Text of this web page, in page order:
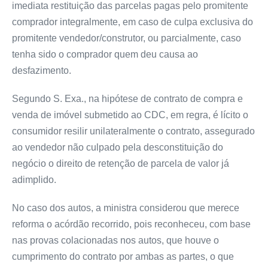
imediata restituição das parcelas pagas pelo promitente
comprador integralmente, em caso de culpa exclusiva do
promitente vendedor/construtor, ou parcialmente, caso
tenha sido o comprador quem deu causa ao
desfazimento.
Segundo S. Exa., na hipótese de contrato de compra e
venda de imóvel submetido ao CDC, em regra, é lícito o
consumidor resilir unilateralmente o contrato, assegurado
ao vendedor não culpado pela desconstituição do
negócio o direito de retenção de parcela de valor já
adimplido.
No caso dos autos, a ministra considerou que merece
reforma o acórdão recorrido, pois reconheceu, com base
nas provas colacionadas nos autos, que houve o
cumprimento do contrato por ambas as partes, o que